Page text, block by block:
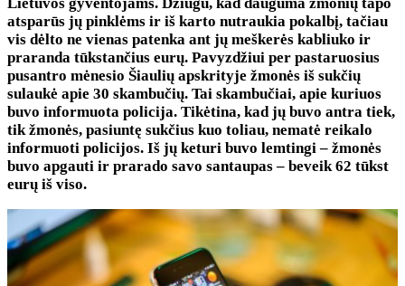
atsparūs jų pinklėms ir iš karto nutraukia pokalbį, tačiau
vis dėlto ne vienas patenka ant jų meškerės kabliuko ir
praranda tūkstančius eurų. Pavyzdžiui per pastaruosius
pusantro mėnesio Šiaulių apskrityje žmonės iš sukčių
sulaukė apie 30 skambučių. Tai skambučiai, apie kuriuos
buvo informuota policija. Tikėtina, kad jų buvo antra tiek,
tik žmonės, pasiuntę sukčius kuo toliau, nematė reikalo
informuoti policijos. Iš jų keturi buvo lemtingi – žmonės
buvo apgauti ir prarado savo santaupas – beveik 62 tūkst
eurų iš viso.